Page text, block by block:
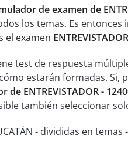
de examen de
los temas. Es
el examen
test de respuesta
estarán formadas.
de ENTREVISTADOR -
también seleccionar
- divididas en